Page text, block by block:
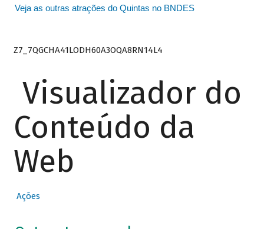
Veja as outras atrações do Quintas no BNDES
Z7_7QGCHA41LODH60A3OQA8RN14L4
Visualizador do
Conteúdo da
Web
Ações